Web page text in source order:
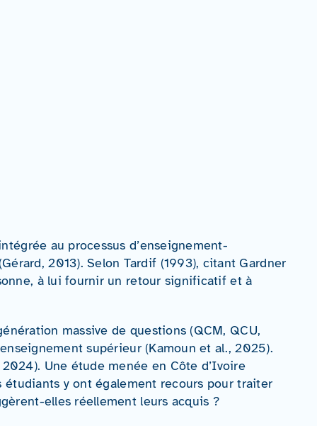
au processus d’enseignement-
2013). Selon Tardif (1993), citant Gardner
à lui fournir un retour significatif et à
massive de questions (QCM, QCU,
supérieur (Kamoun et al., 2025).
Une étude menée en Côte d’Ivoire
étudiants y ont également recours pour traiter
elles réellement leurs acquis ?